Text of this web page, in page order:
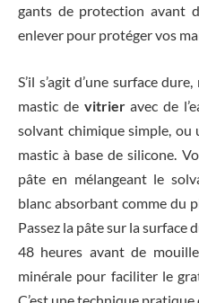
gants de protection avant
enlever pour protéger vos
S’il s’agit d’une surface
mastic de vitrieravec de
solvant chimique simple, ou
mastic à base de silicone.
pâte en mélangeant le
blanc absorbant comme du
Passez la pâte sur la surface
48 heures avant de
minérale pour faciliter le
C’est une technique pratique